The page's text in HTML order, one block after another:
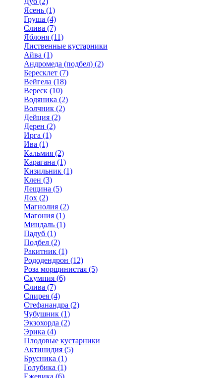
Ясень (1)
Груша (4)
Слива (7)
Яблоня (11)
Лиственные кустарники
Айва (1)
Андромеда (подбел) (2)
Бересклет (7)
Вейгела (18)
Вереск (10)
Водяника (2)
Волчник (2)
Дейция (2)
Дерен (2)
Ирга (1)
Ива (1)
Кальмия (2)
Карагана (1)
Кизильник (1)
Клен (3)
Лещина (5)
Лох (2)
Магнолия (2)
Магония (1)
Миндаль (1)
Падуб (1)
Подбел (2)
Ракитник (1)
Рододендрон (12)
Роза морщинистая (5)
Скумпия (6)
Слива (7)
Спирея (4)
Стефанандра (2)
Чубушник (1)
Экзохорда (2)
Эрика (4)
Плодовые кустарники
Актинидия (5)
Брусника (1)
Голубика (1)
Ежевика (6)